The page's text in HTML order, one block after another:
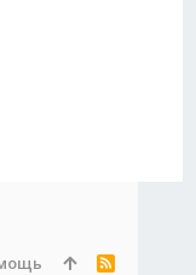
R